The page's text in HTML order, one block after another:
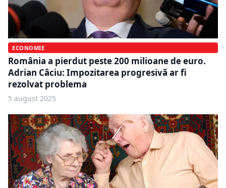
ECONOMIE
România a pierdut peste 200 milioane de euro.
Adrian Câciu: Impozitarea progresivă ar fi
rezolvat problema
5 august 2025